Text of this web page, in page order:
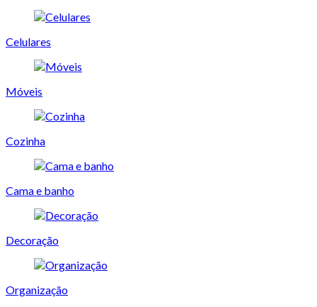
Celulares
Móveis
Cozinha
Cama e banho
Decoração
Organização